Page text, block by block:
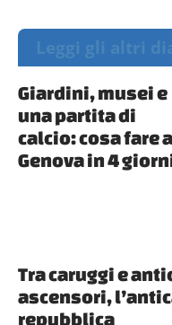
Leggi gli altri
Giardini, musei e
una partita di
calcio: cosa fare a
Genova in 4
Tra caruggi e
ascensori,
repubblica